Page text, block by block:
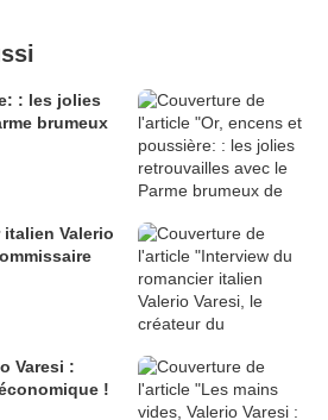
: les jolies
brumeux
Valerio
Varesi :
!